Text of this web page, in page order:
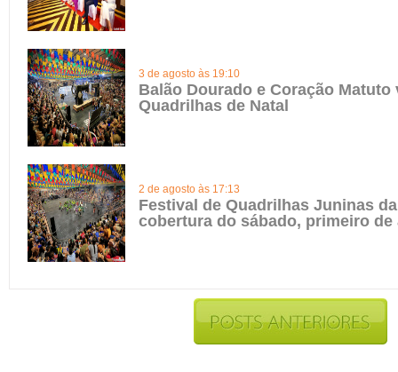
3 de agosto às 19:10
Balão Dourado e Coração Matuto
Quadrilhas de Natal
2 de agosto às 17:13
Festival de Quadrilhas Juninas
cobertura do sábado, primeiro de